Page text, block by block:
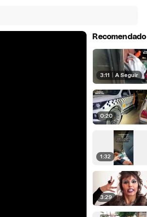
Recomendado
3:11 A Seguir
0:20
1:32
3:29